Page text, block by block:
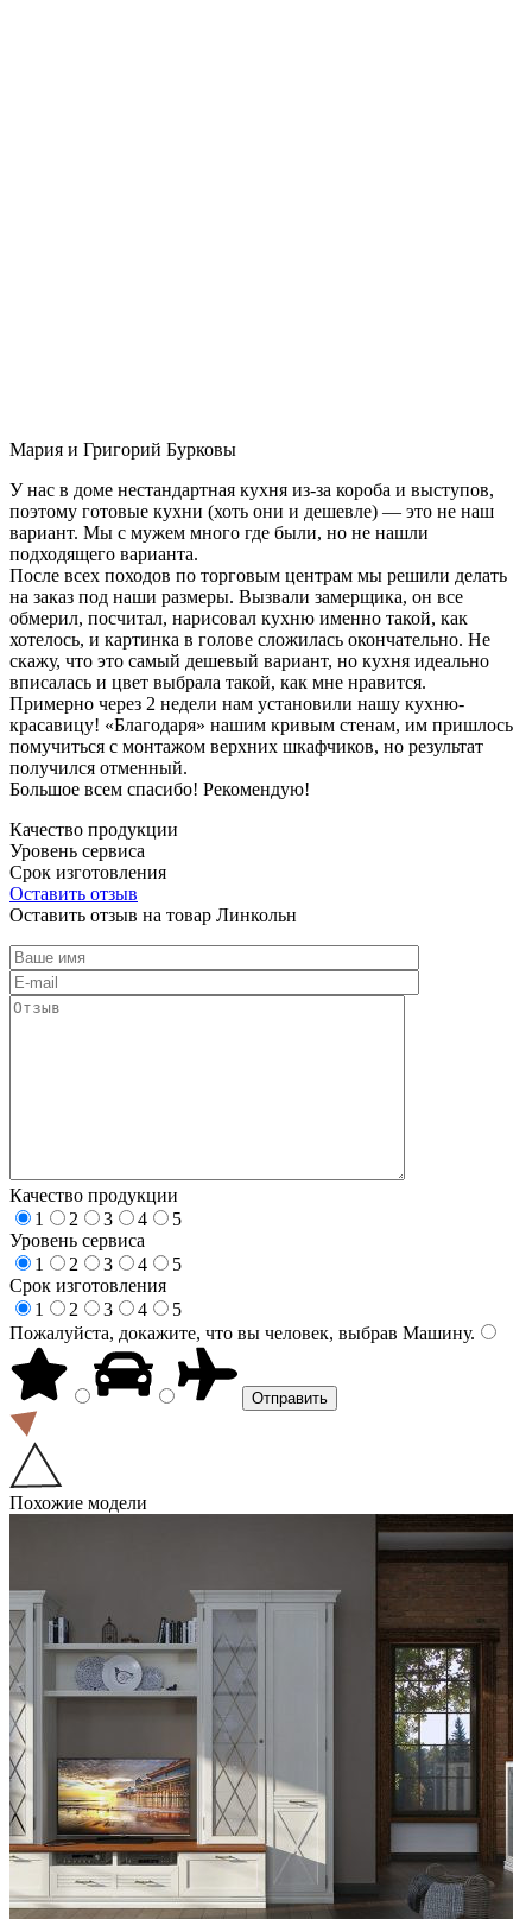
Мария и Григорий Бурковы
У нас в доме нестандартная кухня из-за короба и выступов,
поэтому готовые кухни (хоть они и дешевле) — это не наш
вариант. Мы с мужем много где были, но не нашли
подходящего варианта.
После всех походов по торговым центрам мы решили делать
на заказ под наши размеры. Вызвали замерщика, он все
обмерил, посчитал, нарисовал кухню именно такой, как
хотелось, и картинка в голове сложилась окончательно. Не
скажу, что это самый дешевый вариант, но кухня идеально
вписалась и цвет выбрала такой, как мне нравится.
Примерно через 2 недели нам установили нашу кухню-
красавицу! «Благодаря» нашим кривым стенам, им пришлось
помучиться с монтажом верхних шкафчиков, но результат
получился отменный.
Большое всем спасибо! Рекомендую!
Качество продукции
Уровень сервиса
Срок изготовления
Оставить отзыв
Оставить отзыв на товар Линкольн
Качество продукции
1
2 3 4
5
Уровень сервиса
1
2 3 4
5
Срок изготовления
1
2 3 4
5
Пожалуйста, докажите, что вы человек, выбрав Машину.
Похожие модели